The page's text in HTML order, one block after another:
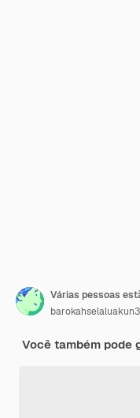
barokahselaluakun3
Você também pode